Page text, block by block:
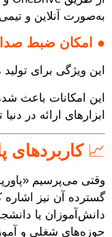
به‌صورت آنلاین و
● امکان ضبط صدا
این ویژگی برای
این امکانات باعث
ابزارهای ارائه در
📈کاربردهای
وقتی می‌پرسیم
گسترده آن نیز
دانش‌آموزان یا
حوزه‌های شغلی و